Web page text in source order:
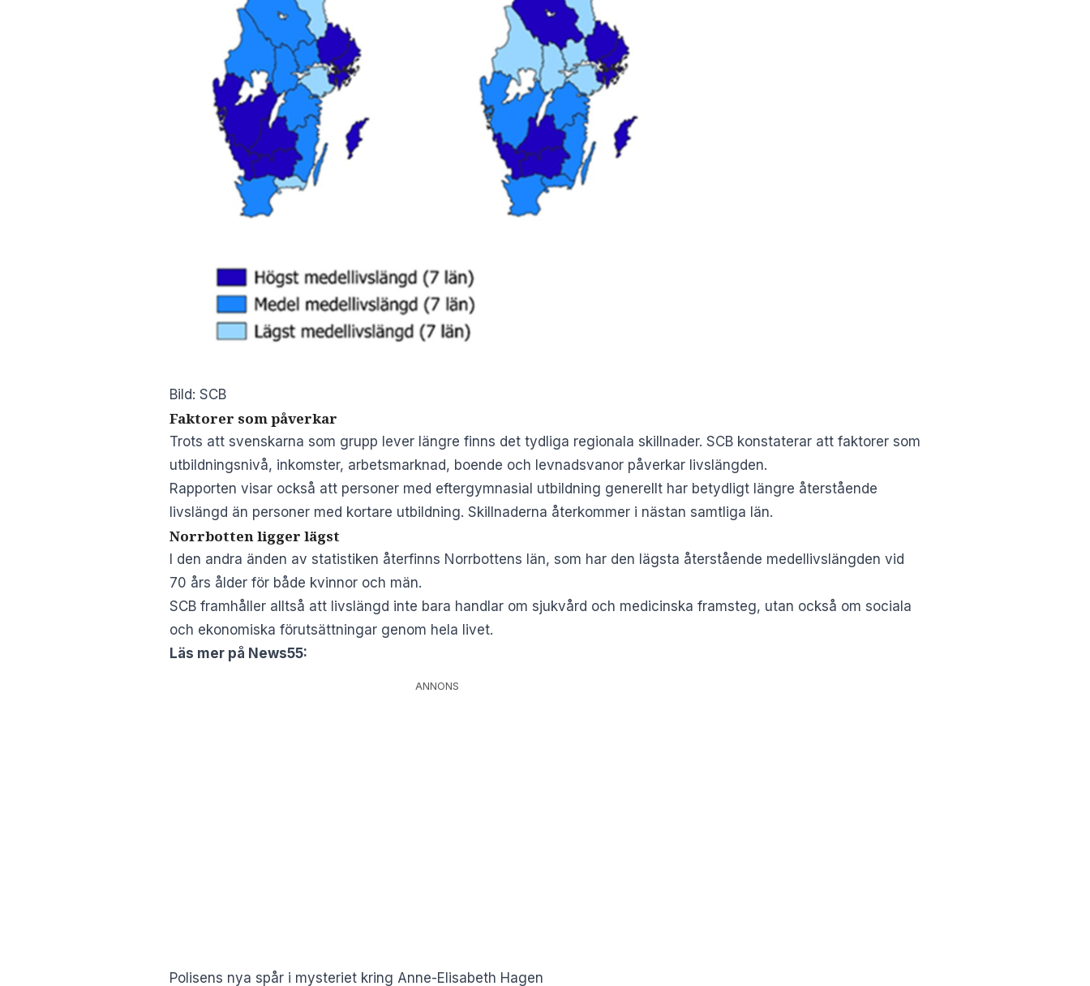
Bild: SCB
Faktorer som påverkar
Trots att svenskarna som grupp lever längre finns det tydliga regionala skillnader. SCB konstaterar att faktorer som
utbildningsnivå, inkomster, arbetsmarknad, boende och levnadsvanor påverkar livslängden.
Rapporten visar också att personer med eftergymnasial utbildning generellt har betydligt längre återstående
livslängd än personer med kortare utbildning. Skillnaderna återkommer i nästan samtliga län.
Norrbotten ligger lägst
I den andra änden av statistiken återfinns Norrbottens län, som har den lägsta återstående medellivslängden vid
70 års ålder för både kvinnor och män.
SCB framhåller alltså att livslängd inte bara handlar om sjukvård och medicinska framsteg, utan också om sociala
och ekonomiska förutsättningar genom hela livet.
Läs mer på News55:
ANNONS
Polisens nya spår i mysteriet kring Anne-Elisabeth Hagen